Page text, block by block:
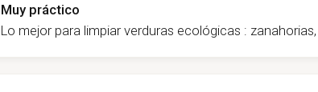
Muy práctico
Lo mejor para limpiar verduras ecológicas :